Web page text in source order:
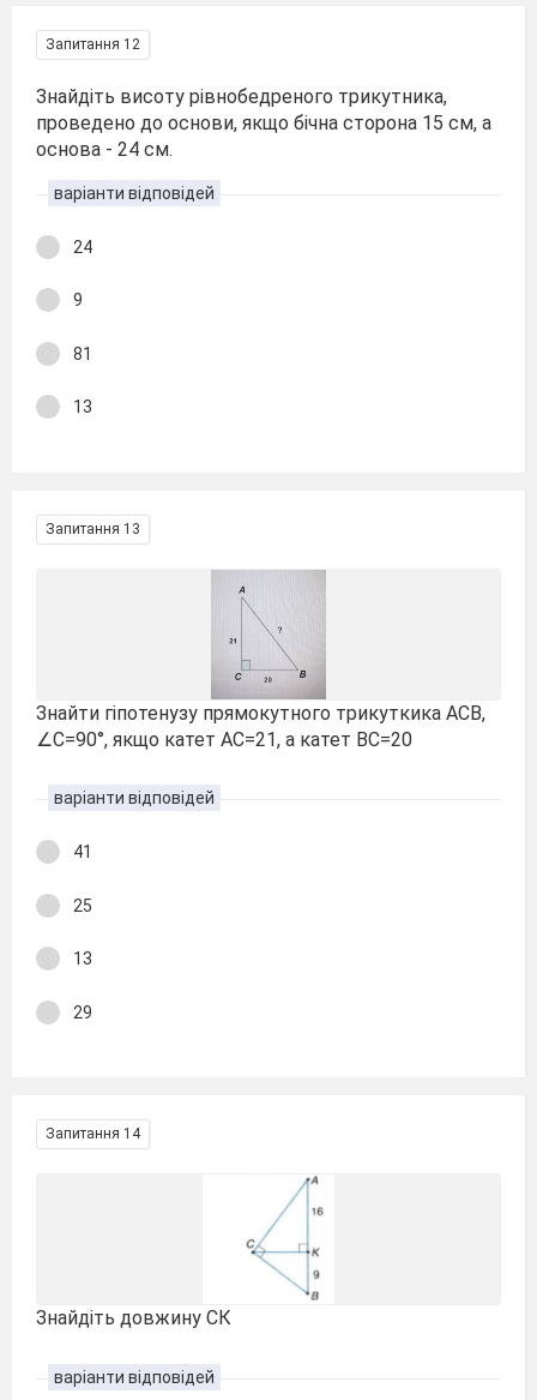
Запитання 12
Знайдіть висоту рівнобедреного трикутника,
проведено до основи, якщо бічна сторона 15 см, а
основа - 24 см.
варіанти відповідей
24
9
81
13
Запитання 13
Знайти гіпотенузу прямокутного трикуткика АСВ,
∠С=90°, якщо катет АС=21, а катет ВС=20
варіанти відповідей
41
25
13
29
Запитання 14
Знайдіть довжину СК
варіанти відповідей